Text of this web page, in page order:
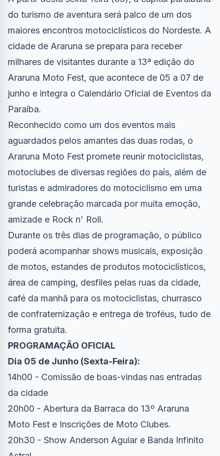
do turismo de aventura será palco de um dos
maiores encontros motociclísticos do Nordeste. A
cidade de Araruna se prepara para receber
milhares de visitantes durante a 13ª edição do
Araruna Moto Fest, que acontece de 05 a 07 de
junho e integra o Calendário Oficial de Eventos da
Paraíba.
Reconhecido como um dos eventos mais
aguardados pelos amantes das duas rodas, o
Araruna Moto Fest promete reunir motociclistas,
motoclubes de diversas regiões do país, além de
turistas e admiradores do motociclismo em uma
grande celebração marcada por muita emoção,
amizade e Rock n' Roll.
Durante os três dias de programação, o público
poderá acompanhar shows musicais, exposição
de motos, estandes de produtos motociclísticos,
área de camping, desfiles pelas ruas da cidade,
café da manhã para os motociclistas, churrasco
de confraternização e entrega de troféus, tudo de
forma gratuita.
PROGRAMAÇÃO OFICIAL
Dia 05 de Junho (Sexta-Feira):
14h00 - Comissão de boas-vindas nas entradas
da cidade
20h00 - Abertura da Barraca do 13º Araruna
Moto Fest e Inscrições de Moto Clubes.
20h30 - Show Anderson Aguiar e Banda Infinito